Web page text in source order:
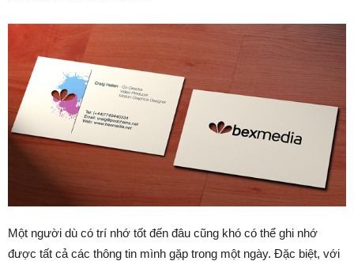
Một người dù có trí nhớ tốt đến đâu cũng khó có thể ghi nhớ
được tất cả các thông tin mình gặp trong một ngày. Đặc biệt, với